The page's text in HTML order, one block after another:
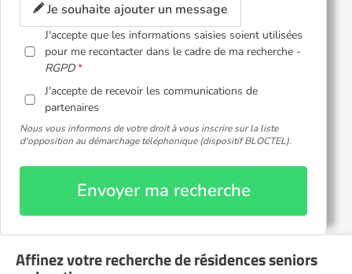
Je souhaite ajouter un message
J'accepte que les informations saisies soient utilisées
pour me recontacter dans le cadre de ma recherche -
RGPD
J'accepte de recevoir les communications de
partenaires
Nous vous informons de votre droit à vous inscrire sur la liste
d'opposition au démarchage téléphonique (dispositif BLOCTEL).
Envoyer ma recherche
Affinez votre recherche de résidences seniors